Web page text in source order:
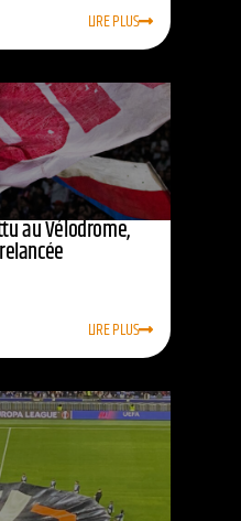
LIRE PLUS
au Vélodrome,
LIRE PLUS